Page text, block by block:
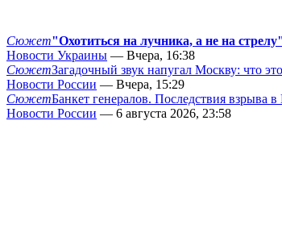
Сюжет"Охотиться на лучника, а не на
Новости Украины — Вчера, 16:38
СюжетЗагадочный звук напугал Москву: что
Новости России — Вчера, 15:29
СюжетБанкет генералов. Последствия взрыва
Новости России — 6 августа 2026, 23:58